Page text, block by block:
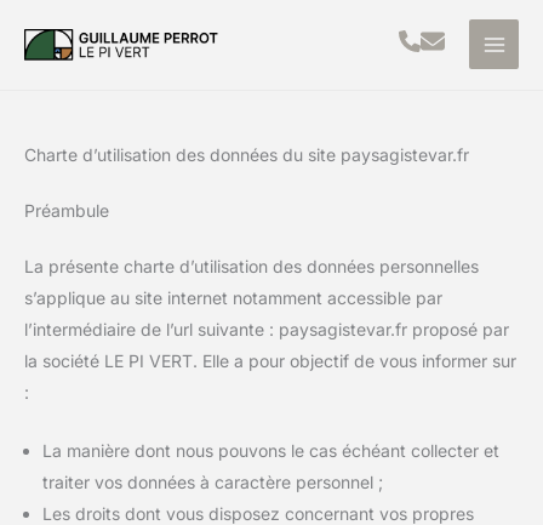
Charte d’utilisation des données du site paysagistevar.fr
Préambule
La présente charte d’utilisation des données personnelles
s’applique au site internet notamment accessible par
l’intermédiaire de l’url suivante : paysagistevar.fr proposé par
la société LE PI VERT. Elle a pour objectif de vous informer sur
:
La manière dont nous pouvons le cas échéant collecter et
traiter vos données à caractère personnel ;
Les droits dont vous disposez concernant vos propres